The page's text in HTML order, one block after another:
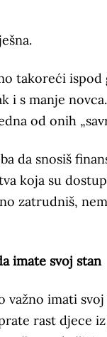
takoreći ispod
i s manje
od onih
da snosiš
koja su
zatrudniš,
imate svoj stan
važno imati
rast djece